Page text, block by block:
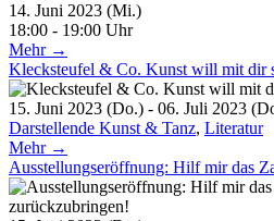
14. Juni 2023 (Mi.)
18:00 - 19:00 Uhr
Mehr →
Klecksteufel & Co. Kunst will mit dir
15. Juni 2023 (Do.) - 06. Juli 2023
Darstellende Kunst & Tanz, Literatur
Mehr →
Ausstellungseröffnung: Hilf mir das